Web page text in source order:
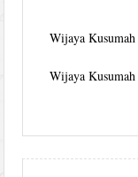
Wijaya Kusumah
Wijaya Kusumah